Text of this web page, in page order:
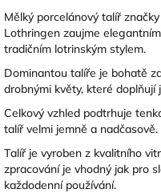
Mělký porcelánový talíř značky
Lothringen zaujme
tradičním lotrinským stylem.
Dominantou talíře je bohatě
drobnými květy, které
Celkový vzhled podtrhuje
talíř velmi jemně a nadčasově.
Talíř je vyroben z kvalitního
zpracování je vhodný jak pro
každodenní používání.